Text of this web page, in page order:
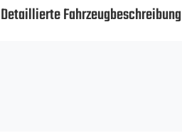
Detaillierte Fahrzeugbeschreibung